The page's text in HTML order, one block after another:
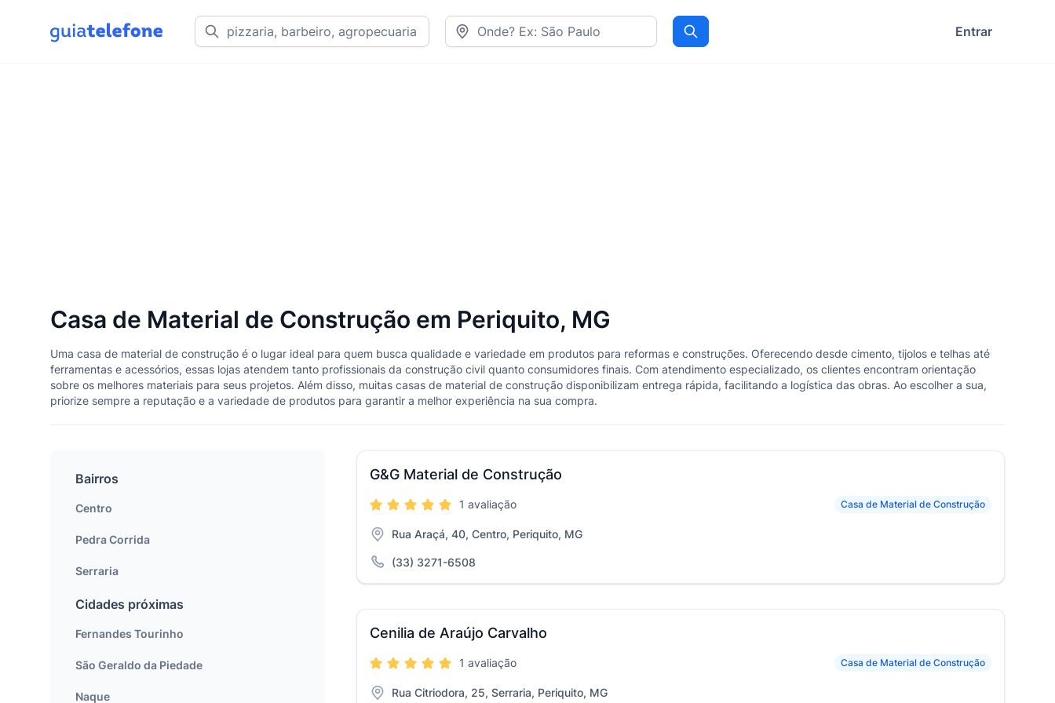
Procurar Entrar
Casa de Material de Construção em Periquito, MG
Uma casa de material de construção é o lugar ideal para quem busca qualidade e variedade em produtos para reformas e construções. Oferecendo desde cimento, tijolos e telhas até
ferramentas e acessórios, essas lojas atendem tanto profissionais da construção civil quanto consumidores finais. Com atendimento especializado, os clientes encontram orientação
sobre os melhores materiais para seus projetos. Além disso, muitas casas de material de construção disponibilizam entrega rápida, facilitando a logística das obras. Ao escolher a sua,
priorize sempre a reputação e a variedade de produtos para garantir a melhor experiência na sua compra.
G&G Material de Construção
Casa de Material de Construção
1 avaliação
Rua Araçá, 40, Centro, Periquito, MG
(33) 3271-6508
Cenilia de Araújo Carvalho
Casa de Material de Construção
1 avaliação
Rua Citriodora, 25, Serraria, Periquito, MG
Bairros
Centro
Pedra Corrida
Serraria
Cidades próximas
Fernandes Tourinho
São Geraldo da Piedade
Naque